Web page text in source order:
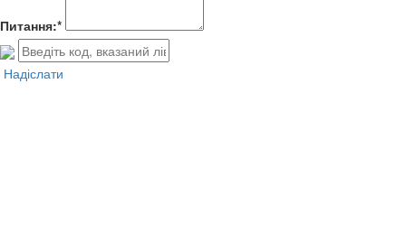
Питання:*
Надіслати